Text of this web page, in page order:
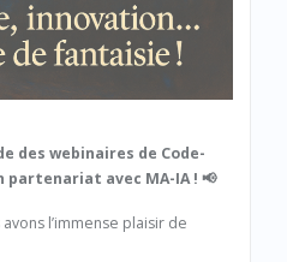
des webinaires de Code-
partenariat avec MA-IA ! 📢
l’immense plaisir de